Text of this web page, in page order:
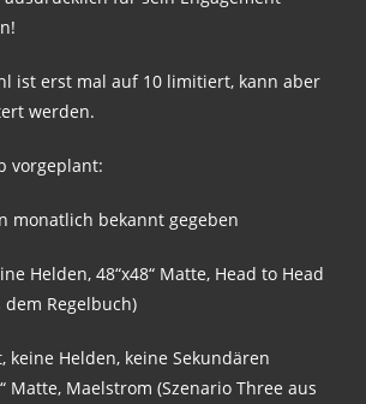
ist erst mal auf 10 limitiert, kann aber
werden.
vorgeplant:
monatlich bekannt gegeben
Helden, 48“x48“ Matte, Head to Head
dem Regelbuch)
keine Helden, keine Sekundären
Matte, Maelstrom (Szenario Three aus